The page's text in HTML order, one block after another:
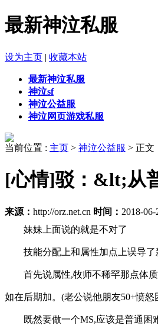
最新神泣私服
设为主页 | 收藏本站
最新神泣私服
神泣sf
神泣公益服
神泣网页游戏私服
当前位置 : 主页 > 神泣公益服 > 正文
[心情]驳：&lt;从
来源： http://orz.net.cn 时间： 2018-
妹妹上面说的就是不对了
技能分配上和属性加点上误导了
首先说属性,牧师不稀罕那点体
如在后期加。(老公说他朋友50+愤
既然要做一个MS,应该是普通